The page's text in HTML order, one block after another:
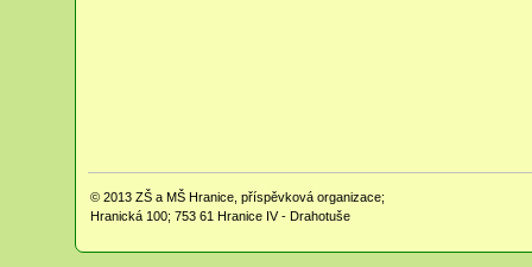
© 2013 ZŠ a MŠ Hranice, příspěvková organizace;
Hranická 100; 753 61 Hranice IV - Drahotuše